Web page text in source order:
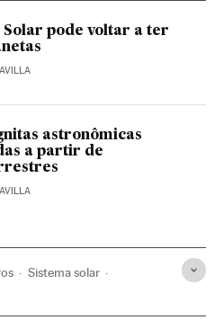
Solar pode voltar a ter
astronômicas
a partir de
Sistema solar